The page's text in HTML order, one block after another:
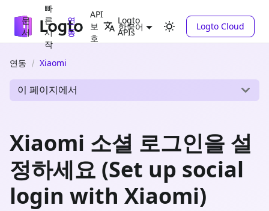
문
서
빠
른
시
작
연
동
API
보
호
Logto
APIs
한국어 Logto Cloud
연동 Xiaomi
이 페이지에서
Xiaomi 소셜 로그인을 설
정하세요 (Set up social
login with Xiaomi)